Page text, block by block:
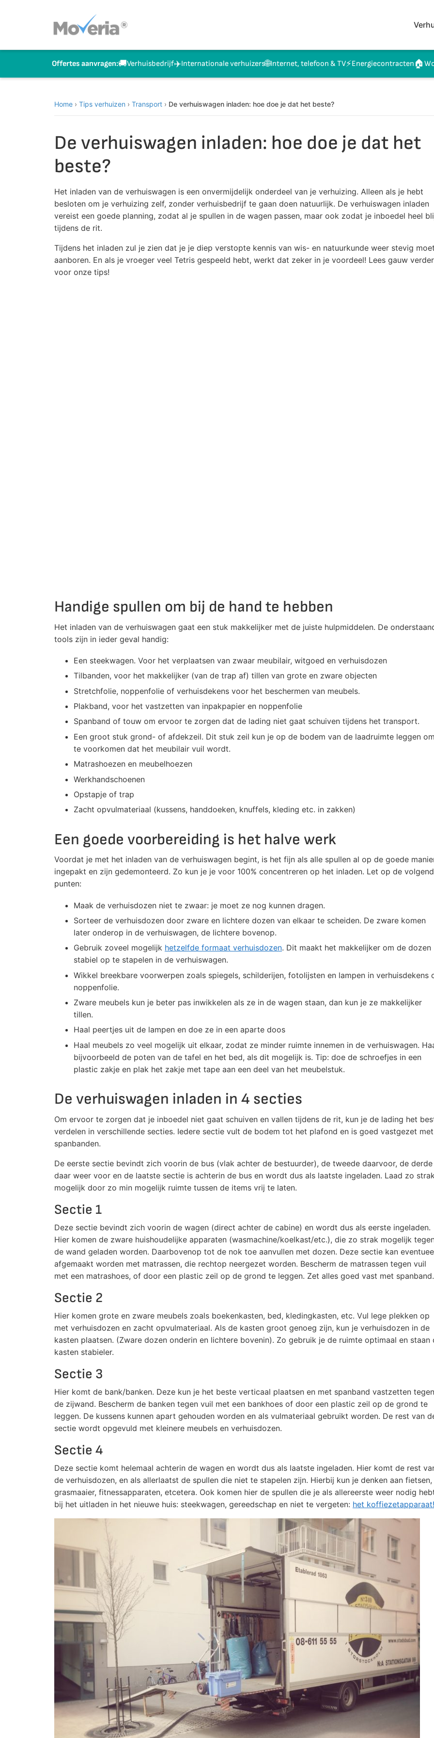
Offertes aanvragen:🚚Verhuisbedrijf✈️Internationale verhuizers🌐Internet, telefoon & TV⚡Energiecontracten 🏠
Home › Tips verhuizen › Transport › De verhuiswagen inladen: hoe doe je dat het beste?
De verhuiswagen inladen: hoe doe je dat het
beste?
Het inladen van de verhuiswagen is een onvermijdelijk onderdeel van je verhuizing. Alleen als je hebt
besloten om je verhuizing zelf, zonder verhuisbedrijf te gaan doen natuurlijk. De verhuiswagen inladen
vereist een goede planning, zodat al je spullen in de wagen passen, maar ook zodat je inboedel heel
tijdens de rit.
Tijdens het inladen zul je zien dat je je diep verstopte kennis van wis- en natuurkunde weer stevig
aanboren. En als je vroeger veel Tetris gespeeld hebt, werkt dat zeker in je voordeel! Lees gauw verder
voor onze tips!
Handige spullen om bij de hand te hebben
Het inladen van de verhuiswagen gaat een stuk makkelijker met de juiste hulpmiddelen. De
tools zijn in ieder geval handig:
Een steekwagen. Voor het verplaatsen van zwaar meubilair, witgoed en verhuisdozen
Tilbanden, voor het makkelijker (van de trap af) tillen van grote en zware objecten
Stretchfolie, noppenfolie of verhuisdekens voor het beschermen van meubels.
Plakband, voor het vastzetten van inpakpapier en noppenfolie
Spanband of touw om ervoor te zorgen dat de lading niet gaat schuiven tijdens het transport.
Een groot stuk grond- of afdekzeil. Dit stuk zeil kun je op de bodem van de laadruimte leggen
te voorkomen dat het meubilair vuil wordt.
Matrashoezen en meubelhoezen
Werkhandschoenen
Opstapje of trap
Zacht opvulmateriaal (kussens, handdoeken, knuffels, kleding etc. in zakken)
Een goede voorbereiding is het halve werk
Voordat je met het inladen van de verhuiswagen begint, is het fijn als alle spullen al op de goede
ingepakt en zijn gedemonteerd. Zo kun je je voor 100% concentreren op het inladen. Let op de
punten:
Maak de verhuisdozen niet te zwaar: je moet ze nog kunnen dragen.
Sorteer de verhuisdozen door zware en lichtere dozen van elkaar te scheiden. De zware komen
later onderop in de verhuiswagen, de lichtere bovenop.
Gebruik zoveel mogelijk hetzelfde formaat verhuisdozen. Dit maakt het makkelijker om de dozen
stabiel op te stapelen in de verhuiswagen.
Wikkel breekbare voorwerpen zoals spiegels, schilderijen, fotolijsten en lampen in verhuisdekens
noppenfolie.
Zware meubels kun je beter pas inwikkelen als ze in de wagen staan, dan kun je ze makkelijker
tillen.
Haal peertjes uit de lampen en doe ze in een aparte doos
Haal meubels zo veel mogelijk uit elkaar, zodat ze minder ruimte innemen in de verhuiswagen.
bijvoorbeeld de poten van de tafel en het bed, als dit mogelijk is. Tip: doe de schroefjes in een
plastic zakje en plak het zakje met tape aan een deel van het meubelstuk.
De verhuiswagen inladen in 4 secties
Om ervoor te zorgen dat je inboedel niet gaat schuiven en vallen tijdens de rit, kun je de lading het
verdelen in verschillende secties. Iedere sectie vult de bodem tot het plafond en is goed vastgezet met
spanbanden.
De eerste sectie bevindt zich voorin de bus (vlak achter de bestuurder), de tweede daarvoor, de derde
daar weer voor en de laatste sectie is achterin de bus en wordt dus als laatste ingeladen. Laad zo
mogelijk door zo min mogelijk ruimte tussen de items vrij te laten.
Sectie 1
Deze sectie bevindt zich voorin de wagen (direct achter de cabine) en wordt dus als eerste ingeladen.
Hier komen de zware huishoudelijke apparaten (wasmachine/koelkast/etc.), die zo strak mogelijk
de wand geladen worden. Daarbovenop tot de nok toe aanvullen met dozen. Deze sectie kan
afgemaakt worden met matrassen, die rechtop neergezet worden. Bescherm de matrassen tegen vuil
met een matrashoes, of door een plastic zeil op de grond te leggen. Zet alles goed vast met spanband.
Sectie 2
Hier komen grote en zware meubels zoals boekenkasten, bed, kledingkasten, etc. Vul lege plekken op
met verhuisdozen en zacht opvulmateriaal. Als de kasten groot genoeg zijn, kun je verhuisdozen in de
kasten plaatsen. (Zware dozen onderin en lichtere bovenin). Zo gebruik je de ruimte optimaal en staan
kasten stabieler.
Sectie 3
Hier komt de bank/banken. Deze kun je het beste verticaal plaatsen en met spanband vastzetten tegen
de zijwand. Bescherm de banken tegen vuil met een bankhoes of door een plastic zeil op de grond te
leggen. De kussens kunnen apart gehouden worden en als vulmateriaal gebruikt worden. De rest van
sectie wordt opgevuld met kleinere meubels en verhuisdozen.
Sectie 4
Deze sectie komt helemaal achterin de wagen en wordt dus als laatste ingeladen. Hier komt de rest
de verhuisdozen, en als allerlaatst de spullen die niet te stapelen zijn. Hierbij kun je denken aan fietsen,
grasmaaier, fitnessapparaten, etcetera. Ook komen hier de spullen die je als allereerste weer nodig
bij het uitladen in het nieuwe huis: steekwagen, gereedschap en niet te vergeten: het koffiezetapparaat!